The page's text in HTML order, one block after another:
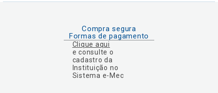
Compra segura
Formas de pagamento
Clique aqui
e consulte o
cadastro da
Instituição no
Sistema e-Mec